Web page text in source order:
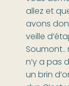
allez et
avons
veille
Soumont..
n’y a pas
un brin